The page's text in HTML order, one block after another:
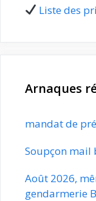
Liste des
Arnaques
mandat de
Soupçon
Août 2026,
gendarmerie